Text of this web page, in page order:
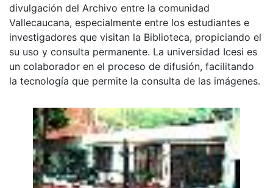
divulgación del Archivo entre la comunidad
Vallecaucana, especialmente entre los estudiantes e
investigadores que visitan la Biblioteca, propiciando el
su uso y consulta permanente. La universidad Icesi es
un colaborador en el proceso de difusión, facilitando
la tecnología que permite la consulta de las imágenes.